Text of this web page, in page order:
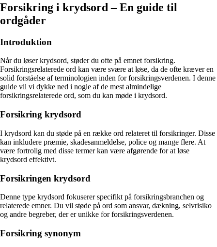
Forsikring i krydsord – En guide til
ordgåder
Introduktion
Når du løser krydsord, støder du ofte på emnet forsikring.
Forsikringsrelaterede ord kan være svære at løse, da de ofte kræver en
solid forståelse af terminologien inden for forsikringsverdenen. I denne
guide vil vi dykke ned i nogle af de mest almindelige
forsikringsrelaterede ord, som du kan møde i krydsord.
Forsikring krydsord
I krydsord kan du støde på en række ord relateret til forsikringer. Disse
kan inkludere præmie, skadesanmeldelse, police og mange flere. At
være fortrolig med disse termer kan være afgørende for at løse
krydsord effektivt.
Forsikringen krydsord
Denne type krydsord fokuserer specifikt på forsikringsbranchen og
relaterede emner. Du vil støde på ord som ansvar, dækning, selvrisiko
og andre begreber, der er unikke for forsikringsverdenen.
Forsikring synonym